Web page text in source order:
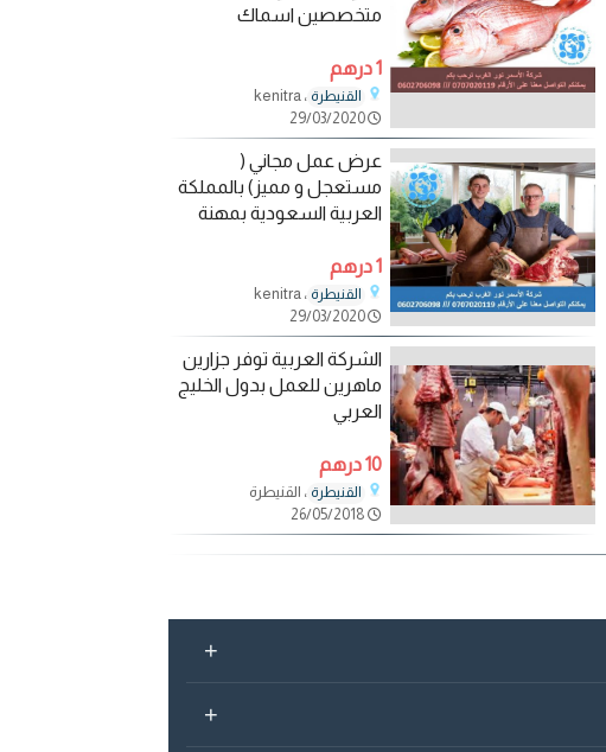
متخصصين اسماك
1 درهم
القنيطرة ، kenitra
29/03/2020
عرض عمل مجاني (
مستعجل و مميز) بالمملكة
العربية السعودية بمهنة
1 درهم
القنيطرة ، kenitra
29/03/2020
الشركة العربية توفر جزارين
ماهرين للعمل بدول الخليج
العربي
10 درهم
القنيطرة ، القنيطرة
26/05/2018
+
+